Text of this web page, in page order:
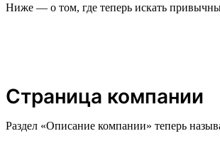
Ниже — о том, где теперь искать
Страница компании
Раздел «Описание компании» теперь